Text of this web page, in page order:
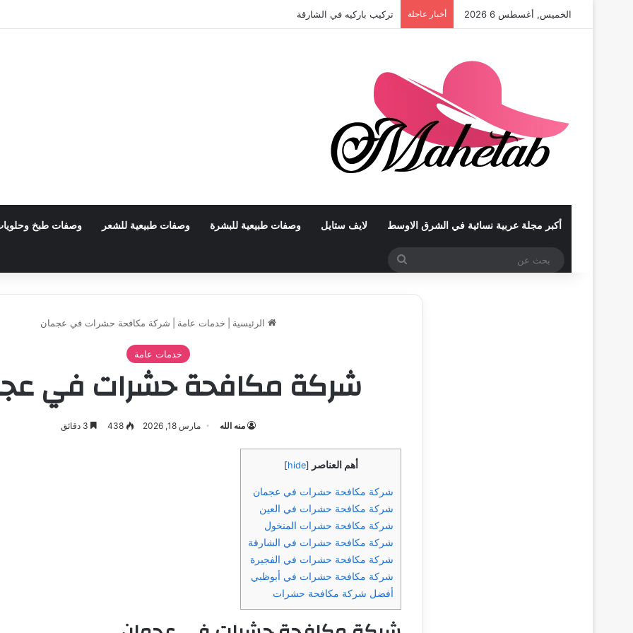
الخميس, أغسطس 6 2026 أخبار عاجلة تركيب باركيه في الشارقة
أكبر مجلة عربية نسائية في الشرق الاوسط لايف ستايل وصفات طبيعية للبشرة وصفات طبيعية للشعر وصفات طبخ
بحث
الرئيسية خدمات عامة شركة مكافحة حشرات في عجمان
خدمات عامة
شركة مكافحة حشرات في
منه الله مارس 18, 2026 438
أهم العناصر [
hide
]
شركة مكافحة حشرات في عجمان
شركة مكافحة حشرات في العين
شركة مكافحة حشرات المنخول
شركة مكافحة حشرات في الشارقة
شركة مكافحة حشرات في الفجيرة
شركة مكافحة حشرات في أبوظبي
أفضل شركة مكافحة حشرات